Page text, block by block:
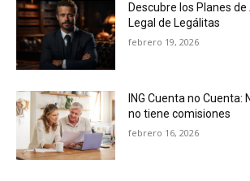
Descubre los Planes
Legal de Legálitas
febrero 19, 2026
ING Cuenta no Cuenta:
no tiene comisiones
febrero 16, 2026